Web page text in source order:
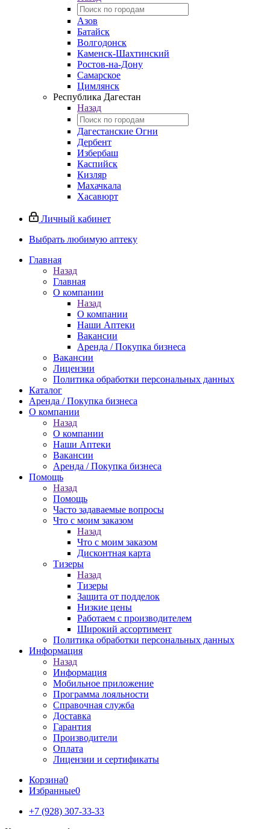
Азов
Батайск
Волгодонск
Каменск-Шахтинский
Ростов-на-Дону
Самарское
Цимлянск
Республика Дагестан
Назад
Дагестанские Огни
Дербент
Избербаш
Каспийск
Кизляр
Махачкала
Хасавюрт
Личный кабинет
Выбрать любимую аптеку
Главная
Назад
Главная
О компании
Назад
О компании
Наши Аптеки
Вакансии
Аренда / Покупка бизнеса
Вакансии
Лицензии
Политика обработки персональных данных
Каталог
Аренда / Покупка бизнеса
О компании
Назад
О компании
Наши Аптеки
Вакансии
Аренда / Покупка бизнеса
Помощь
Назад
Помощь
Часто задаваемые вопросы
Что с моим заказом
Назад
Что с моим заказом
Дисконтная карта
Тизеры
Назад
Тизеры
Защита от подделок
Низкие цены
Работаем с производителем
Широкий ассортимент
Политика обработки персональных данных
Информация
Назад
Информация
Мобильное приложение
Программа лояльности
Справочная служба
Доставка
Гарантия
Производители
Оплата
Лицензии и сертификаты
Корзина0
Избранные0
+7 (928) 307-33-33